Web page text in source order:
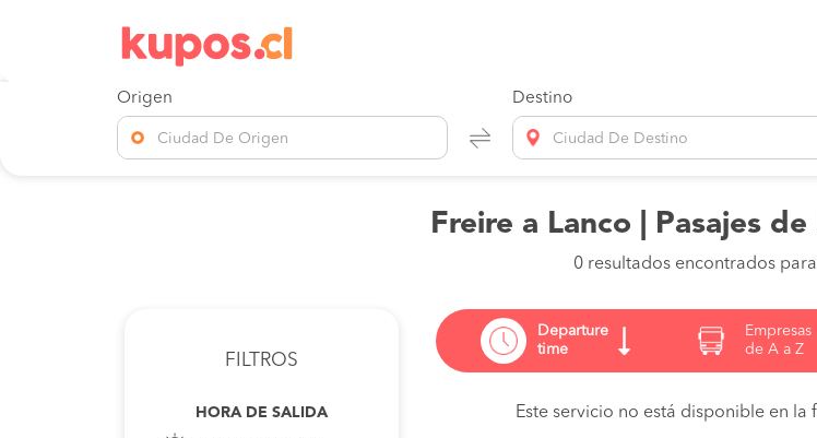
Origen
Ciudad De Origen
Destino
Ciudad De Destino
Freire a Lanco | Pasajes
0 resultados encontrados
FILTROS
HORA DE SALIDA
Departure
time
Empresas
de A a Z
Este servicio no está disponible en